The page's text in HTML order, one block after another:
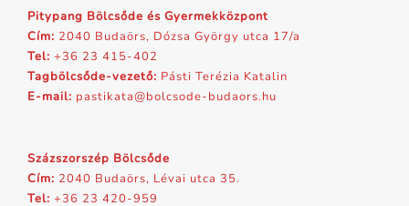
Pitypang Bölcsőde és Gyermekközpont
Cím: 2040 Budaörs, Dózsa György utca 17/a
Tel: +36 23 415-402
Tagbölcsőde-vezető: Pásti Terézia Katalin
E-mail: pastikata@bolcsode-budaors.hu
Százszorszép Bölcsőde
Cím: 2040 Budaörs, Lévai utca 35.
Tel: +36 23 420-959